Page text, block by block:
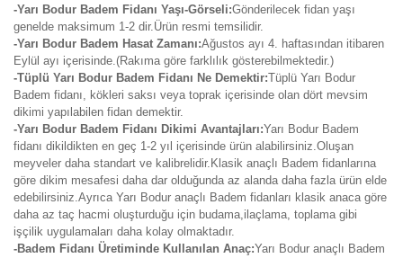
-Yarı Bodur Badem Fidanı Yaşı-Görseli:Gönderilecek fidan yaşı
genelde maksimum 1-2 dir.Ürün resmi temsilidir.
-Yarı Bodur Badem Hasat Zamanı:Ağustos ayı 4. haftasından itibaren
Eylül ayı içerisinde.(Rakıma göre farklılık gösterebilmektedir.)
-Tüplü Yarı Bodur Badem Fidanı Ne Demektir:Tüplü Yarı Bodur
Badem fidanı, kökleri saksı veya toprak içerisinde olan dört mevsim
dikimi yapılabilen fidan demektir.
-Yarı Bodur Badem Fidanı Dikimi Avantajları:Yarı Bodur Badem
fidanı dikildikten en geç 1-2 yıl içerisinde ürün alabilirsiniz.Oluşan
meyveler daha standart ve kalibrelidir.Klasik anaçlı Badem fidanlarına
göre dikim mesafesi daha dar olduğunda az alanda daha fazla ürün elde
edebilirsiniz.Ayrıca Yarı Bodur anaçlı Badem fidanları klasik anaca göre
daha az taç hacmi oluşturduğu için budama,ilaçlama, toplama gibi
işçilik uygulamaları daha kolay olmaktadır.
-Badem Fidanı Üretiminde Kullanılan Anaç:Yarı Bodur anaçlı Badem